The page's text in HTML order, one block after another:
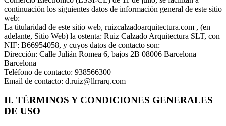
continuación los siguientes datos de información general de este sitio
web:
La titularidad de este sitio web, ruizcalzadoarquitectura.com , (en
adelante, Sitio Web) la ostenta: Ruiz Calzado Arquitectura SLT, con
NIF: B66954058, y cuyos datos de contacto son:
Dirección: Calle Julián Romea 6, bajos 2B 08006 Barcelona
Barcelona
Teléfono de contacto: 938566300
Email de contacto: d.ruiz@llrrarq.com
II. TÉRMINOS Y CONDICIONES GENERALES
DE USO